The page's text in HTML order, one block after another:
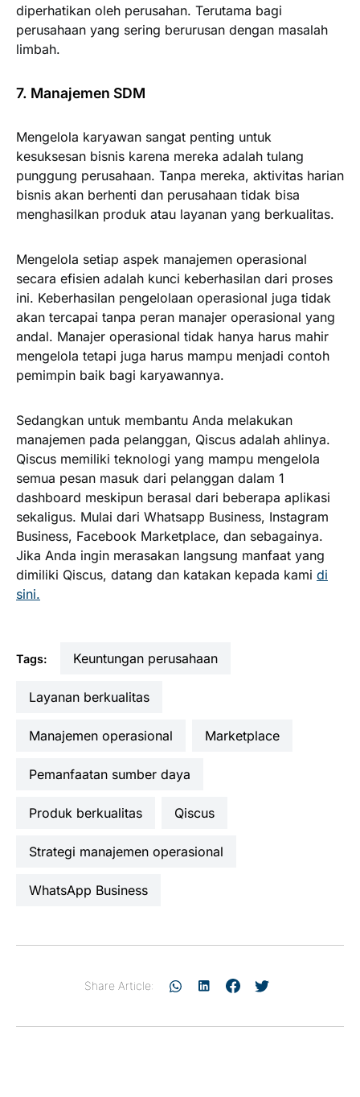
diperhatikan oleh perusahan. Terutama bagi
perusahaan yang sering berurusan dengan masalah
limbah.
7. Manajemen SDM
Mengelola karyawan sangat penting untuk
kesuksesan bisnis karena mereka adalah tulang
punggung perusahaan. Tanpa mereka, aktivitas harian
bisnis akan berhenti dan perusahaan tidak bisa
menghasilkan produk atau layanan yang berkualitas.
Mengelola setiap aspek manajemen operasional
secara efisien adalah kunci keberhasilan dari proses
ini. Keberhasilan pengelolaan operasional juga tidak
akan tercapai tanpa peran manajer operasional yang
andal. Manajer operasional tidak hanya harus mahir
mengelola tetapi juga harus mampu menjadi contoh
pemimpin baik bagi karyawannya.
Sedangkan untuk membantu Anda melakukan
manajemen pada pelanggan, Qiscus adalah ahlinya.
Qiscus memiliki teknologi yang mampu mengelola
semua pesan masuk dari pelanggan dalam 1
dashboard meskipun berasal dari beberapa aplikasi
sekaligus. Mulai dari Whatsapp Business, Instagram
Business, Facebook Marketplace, dan sebagainya.
Jika Anda ingin merasakan langsung manfaat yang
dimiliki Qiscus, datang dan katakan kepada kami di
sini.
Tags: keuntungan perusahaan
layanan berkualitas
manajemen operasional marketplace
pemanfaatan sumber daya
produk berkualitas Qiscus
strategi manajemen operasional
WhatsApp Business
Share Article: